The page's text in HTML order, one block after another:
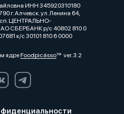
ИНН 345920310180
г. Алчевск. ул. Ленина 64,
ЦЕНТРАЛЬНО-
СБЕРБАНК р/с 40802 810 0
к/с 30101 810 6 0000
ядреFoodpicássover. 3.2